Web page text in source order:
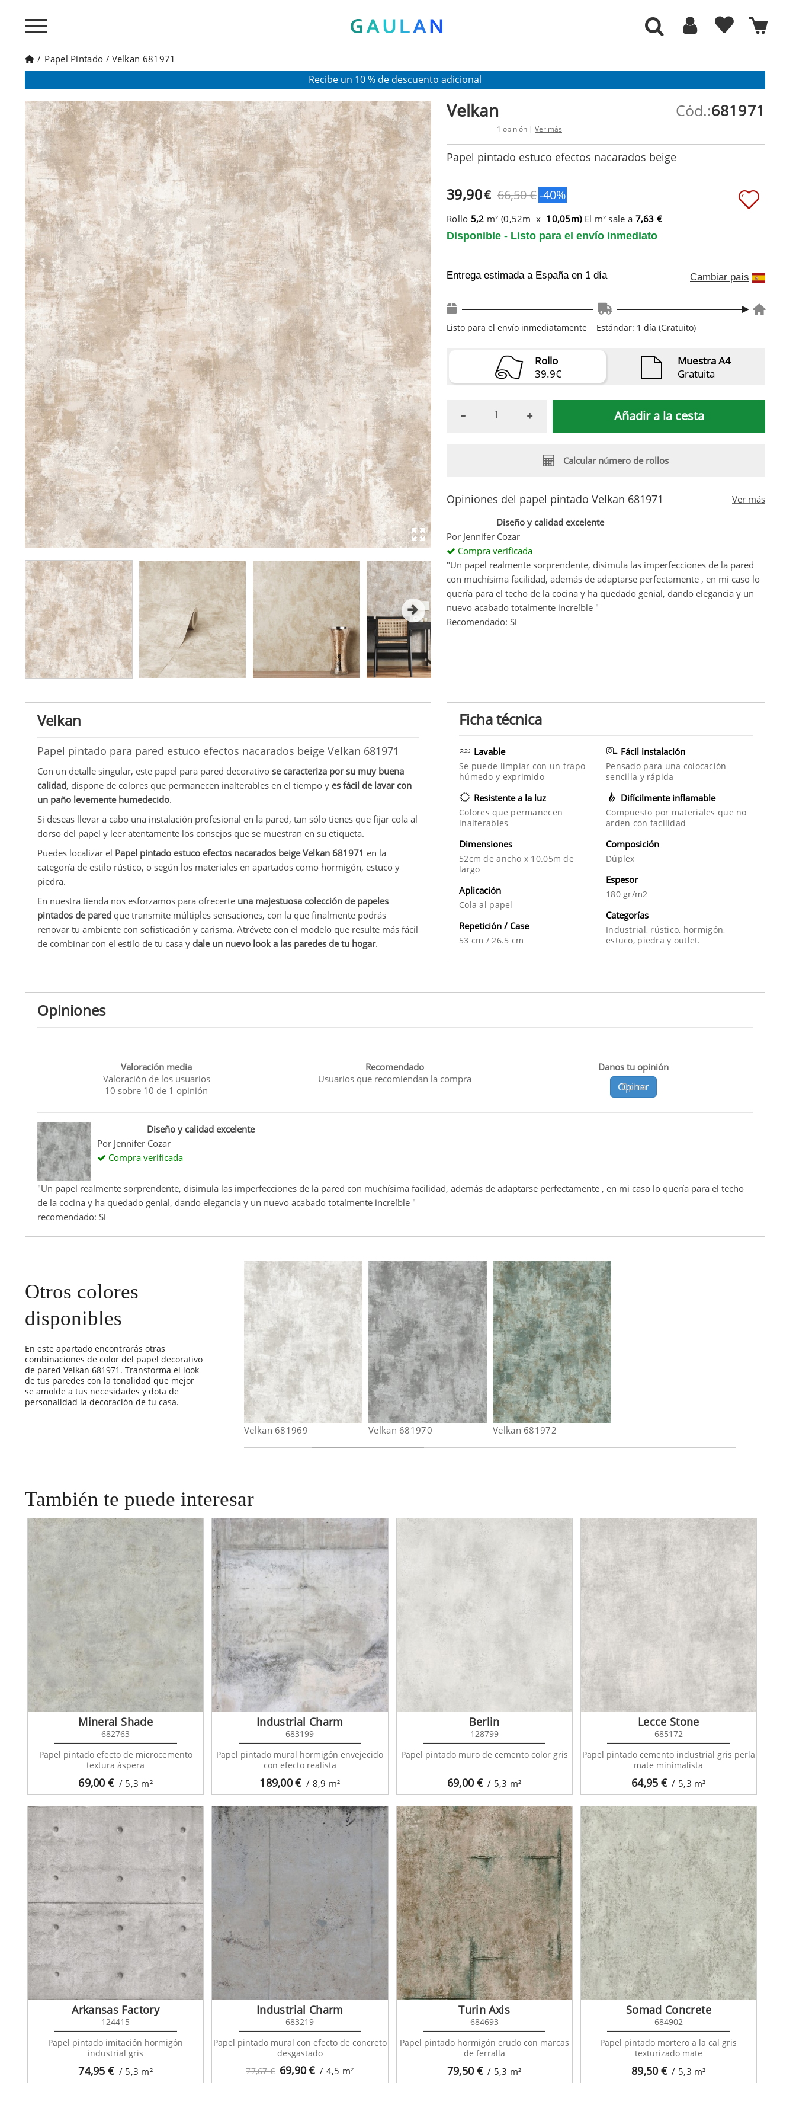
/ Papel Pintado / Velkan 681971
Recibe un 10 % de descuento adicional
Velkan
Papel pintado para pared estuco efectos nacarados beige Velkan 681971
Con un detalle singular, este papel para pared decorativo se caracteriza por su muy buena
calidad, dispone de colores que permanecen inalterables en el tiempo y es fácil de lavar con
un paño levemente humedecido.
Si deseas llevar a cabo una instalación profesional en la pared, tan sólo tienes que fijar cola al
dorso del papel y leer atentamente los consejos que se muestran en su etiqueta.
Puedes localizar el Papel pintado estuco efectos nacarados beige Velkan 681971 en la
categoría de estilo rústico, o según los materiales en apartados como hormigón, estuco y
piedra.
En nuestra tienda nos esforzamos para ofrecerte una majestuosa colección de papeles
pintados de pared que transmite múltiples sensaciones, con la que finalmente podrás
renovar tu ambiente con sofisticación y carisma. Atrévete con el modelo que resulte más fácil
de combinar con el estilo de tu casa y dale un nuevo look a las paredes de tu hogar.
Velkan 681971
Cód.:
1 opinión | Ver más
Papel pintado estuco efectos nacarados beige
39,90€ 66,50 €-40%
Rollo 5,2 m² (0,52m x 10,05m) El m² sale a 7,63 €
Disponible - Listo para el envío inmediato
Entrega estimada a España en 1 día Cambiar país
Listo para el envío inmediatamente Estándar: 1 día (Gratuito)
Rollo
39.9€
Muestra A4
Gratuita
Añadir a la cesta
Calcular número de rollos
Opiniones del papel pintado Velkan 681971
Ver más
Diseño y calidad excelente
Por Jennifer Cozar
Compra verificada
"Un papel realmente sorprendente, disimula las imperfecciones de la pared
con muchísima facilidad, además de adaptarse perfectamente , en mi caso lo
quería para el techo de la cocina y ha quedado genial, dando elegancia y un
nuevo acabado totalmente increíble "
Recomendado: Si
Ficha técnica
Lavable
Se puede limpiar con un trapo
húmedo y exprimido
Resistente a la luz
Colores que permanecen
inalterables
Fácil instalación
Pensado para una colocación
sencilla y rápida
Difícilmente inflamable
Compuesto por materiales que no
arden con facilidad
Dimensiones
52cm de ancho x 10.05m de
largo
Aplicación
Cola al papel
Repetición / Case
53 cm / 26.5 cm
Composición
Dúplex
Espesor
180 gr/m2
Categorías
Industrial, rústico, hormigón,
estuco, piedray outlet.
Opiniones
Valoración media
Valoración de los usuarios
10 sobre 10 de 1 opinión
Recomendado
Usuarios que recomiendan la compra
Opina
Danos tu opinión
Opinar
Diseño y calidad excelente
Por Jennifer Cozar
Compra verificada
"Un papel realmente sorprendente, disimula las imperfecciones de la pared con muchísima facilidad, además de adaptarse perfectamente , en mi caso lo quería para el techo
de la cocina y ha quedado genial, dando elegancia y un nuevo acabado totalmente increíble "
recomendado: Si
Otros colores
disponibles
En este apartado encontrarás otras
combinaciones de color del papel decorativo
de pared Velkan 681971. Transforma el look
de tus paredes con la tonalidad que mejor
se amolde a tus necesidades y dota de
personalidad la decoración de tu casa.
Velkan 681969 Velkan 681970 Velkan 681972
También te puede interesar
69,00€ / 5,3 m²
Mineral Shade
682763
Papel pintado efecto de microcemento
textura áspera
189,00€ / 8,9 m²
Industrial Charm
683199
Papel pintado mural hormigón envejecido
con efecto realista
69,00€ / 5,3 m²
Berlin
128799
Papel pintado muro de cemento color gris
64,95 € / 5,3 m²
Lecce Stone
685172
Papel pintado cemento industrial gris perla
mate minimalista
74,95 € / 5,3 m²
Arkansas Factory
124415
Papel pintado imitación hormigón
industrial gris
77,67 € 69,90€ / 4,5 m²
Industrial Charm
683219
Papel pintado mural con efecto de concreto
desgastado
79,50€ / 5,3 m²
Turin Axis
684693
Papel pintado hormigón crudo con marcas
de ferralla
89,50€ / 5,3 m²
Somad Concrete
684902
Papel pintado mortero a la cal gris
texturizado mate